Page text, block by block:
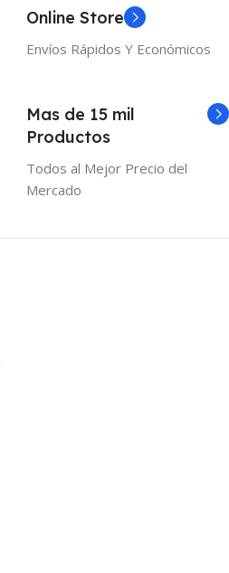
Online Store
Envíos Rápidos Y Económicos
Mas de 15 mil
Productos
Todos al Mejor Precio del
Mercado